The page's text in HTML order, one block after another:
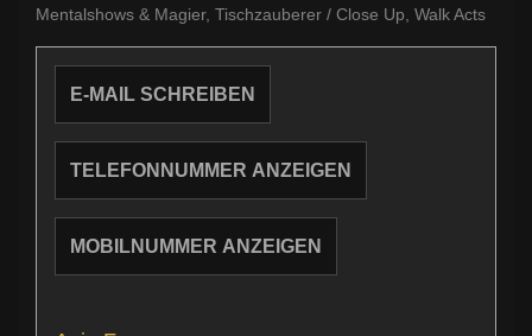
Mentalshows & Magier, Tischzauberer / Close Up Walk Acts
E-MAIL SCHREIBEN
TELEFONNUMMER ANZEIGEN
MOBILNUMMER ANZEIGEN